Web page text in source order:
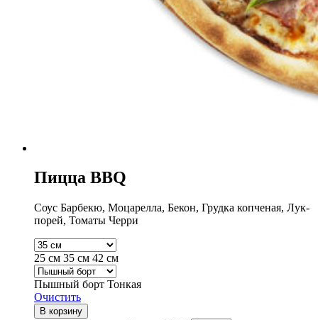
Пицца BBQ
Соус Барбекю, Моцарелла, Бекон, Грудка копченая, Лук-
порей, Томаты Черри
25 см 35 см 42 см
Пышный борт Тонкая
Очистить
В корзину